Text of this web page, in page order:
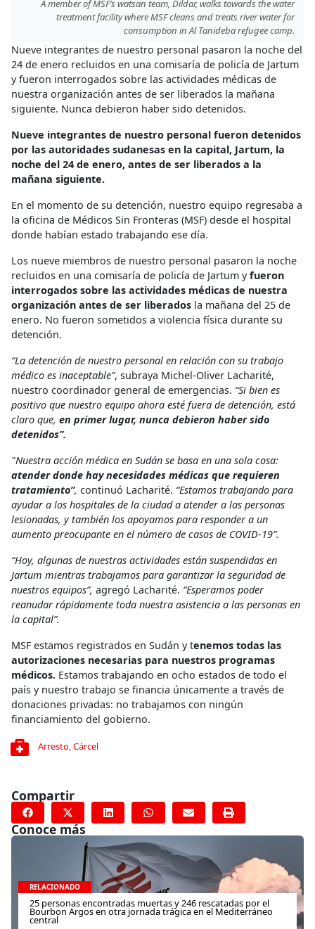
A member of MSF’s watsan team, Dildar, walks towards the water
treatment facility where MSF cleans and treats river water for
consumption in Al Tanideba refugee camp.
Nueve integrantes de nuestro personal pasaron la noche del
24 de enero recluidos en una comisaría de policía de Jartum
y fueron interrogados sobre las actividades médicas de
nuestra organización antes de ser liberados la mañana
siguiente. Nunca debieron haber sido detenidos.
Nueve integrantes de nuestro personal fueron detenidos
por las autoridades sudanesas en la capital, Jartum, la
noche del 24 de enero, antes de ser liberados a la
mañana siguiente.
En el momento de su detención, nuestro equipo regresaba a
la oficina de Médicos Sin Fronteras (MSF) desde el hospital
donde habían estado trabajando ese día.
Los nueve miembros de nuestro personal pasaron la noche
recluidos en una comisaría de policía de Jartum yfueron
interrogados sobre las actividades médicas de nuestra
organización antes de ser liberados la mañana del 25 de
enero. No fueron sometidos a violencia física durante su
detención.
“La detención de nuestro personal en relación con su trabajo
médico es inaceptable”, subraya Michel-Oliver Lacharité,
nuestro coordinador general de emergencias. “Si bien es
positivo que nuestro equipo ahora esté fuera de detención, está
claro que, en primer lugar, nunca debieron haber sido
detenidos”.
"Nuestra acción médica en Sudán se basa en una sola cosa:
atender donde hay necesidades médicas que requieren
tratamiento”, continuó Lacharité. “Estamos trabajando para
ayudar a los hospitales de la ciudad a atender a las personas
lesionadas, y también los apoyamos para responder a un
aumento preocupante en el número de casos de COVID-19”.
“Hoy, algunas de nuestras actividades están suspendidas en
Jartum mientras trabajamos para garantizar la seguridad de
nuestros equipos”, agregó Lacharité. “Esperamos poder
reanudar rápidamente toda nuestra asistencia a las personas en
la capital”.
MSF estamos registrados en Sudán y tenemos todas las
autorizaciones necesarias para nuestros programas
médicos. Estamos trabajando en ocho estados de todo el
país y nuestro trabajo se financia únicamente a través de
donaciones privadas: no trabajamos con ningún
financiamiento del gobierno.
Arresto,Cárcel
Compartir
Conoce más
RELACIONADO
25 personas encontradas muertas y 246 rescatadas por el
Bourbon Argos en otra jornada trágica en el Mediterráneo
central